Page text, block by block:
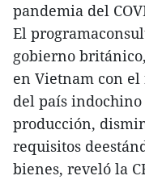
pandemia del
El
gobierno
en Vietnam con
del país indochino
producción,
requisitos
bienes, reveló la